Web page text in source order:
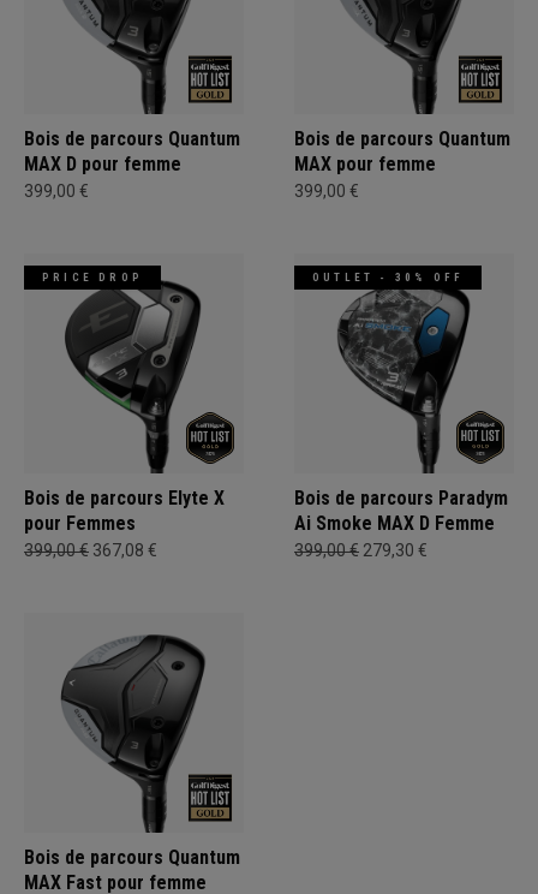
Bois de parcours Quantum
MAX D pour femme
399,00 €
Bois de parcours Quantum
MAX pour femme
399,00 €
PRICE DROP
Bois de parcours Elyte X
pour Femmes
399,00 € 367,08 €
OUTLET - 30% OFF
Bois de parcours Paradym
Ai Smoke MAX D Femme
399,00 € 279,30 €
Bois de parcours Quantum
MAX Fast pour femme